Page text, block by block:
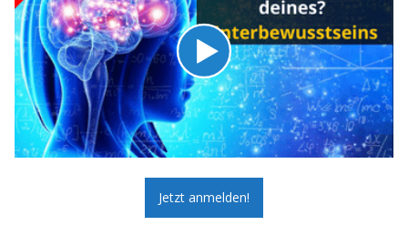
Jetzt anmelden!